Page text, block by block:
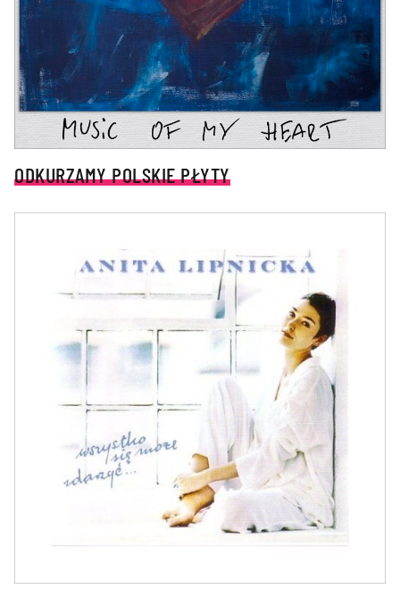
ODKURZAMY POLSKIE PŁYTY